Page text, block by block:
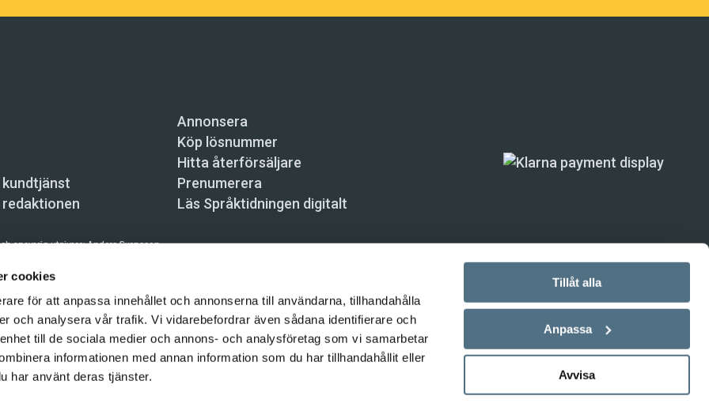
cookies
för att anpassa innehållet och annonserna till användarna, tillhandahålla
och analysera vår trafik. Vi vidarebefordrar även sådana identifierare och
till de sociala medier och annons- och analysföretag som vi samarbetar
informationen med annan information som du har tillhandahållit eller
har använt deras tjänster.
Tillåt alla
Anpassa
Avvisa
Annonsera
Köp lösnummer
Hitta återförsäljare
Prenumerera
Läs Språktidningen digitalt
ansvarig utgivare:Anders Svensson
Skeppsbron 34, 111 30 Stockholm,
prenumeration: 08-121 062 34 (vardagar 8–17),kundtjanst@spraktidningen.se
automatiska tjänster och maskinläsbara metoder (robotar, spiders, indexering och liknande) är inte
på denna webbplats är upphovsrättsligt skyddat.